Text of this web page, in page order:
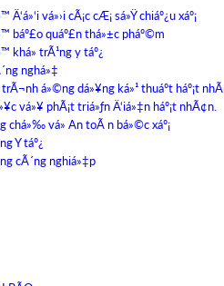
Ä‘á»‘i vá»›i cÃ¡c cÆ¡ sá»Ÿ chiáº¿u xáº¡
báº£o quáº£n thá»±c pháº©m
khá»­ trÃ¹ng y táº¿
nghá»‡
trÃ¬nh á»©ng dá»¥ng ká»¹ thuáº­t háº¡t
vá»¥ phÃ¡t triá»ƒn Ä‘iá»‡n háº¡t nhÃ¢n.
chá»‰ vá» An toÃ n bá»©c xáº¡
Y táº¿
cÃ´ng nghiá»‡p